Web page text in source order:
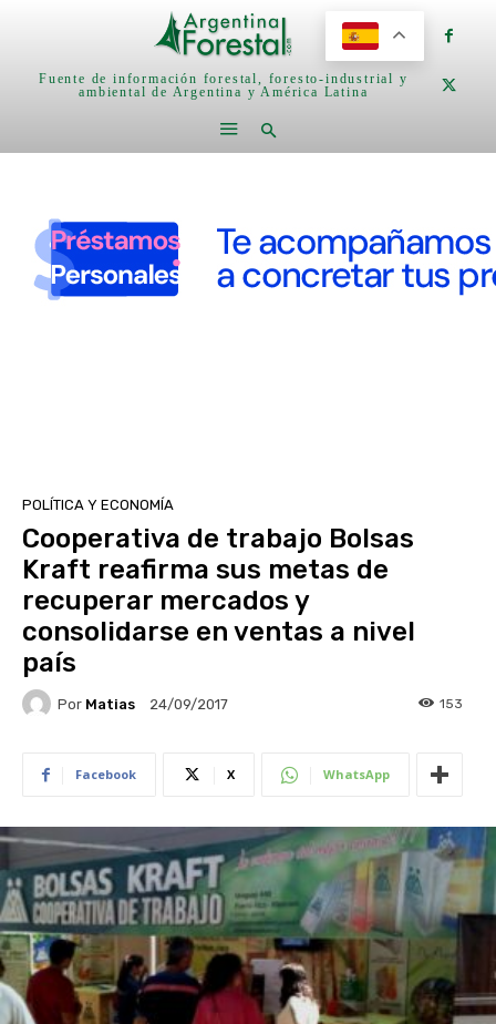
Fuente de información forestal, foresto-industrial y
ambiental de Argentina y América Latina
POLÍTICA Y ECONOMÍA
Cooperativa de trabajo Bolsas
Kraft reafirma sus metas de
recuperar mercados y
consolidarse en ventas a nivel
país
Por Matias 24/09/2017 153
Facebook X WhatsApp